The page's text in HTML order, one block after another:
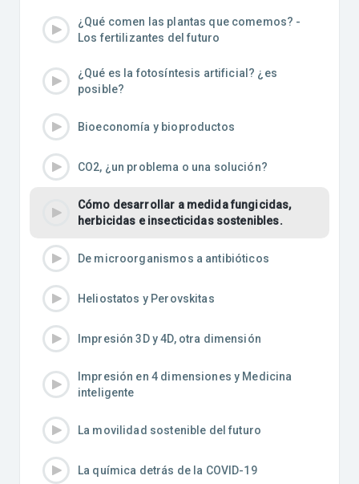
¿Qué comen las plantas que comemos? -
Los fertilizantes del futuro
¿Qué es la fotosíntesis artificial? ¿es
posible?
Bioeconomía y bioproductos
CO2, ¿un problema o una solución?
Cómo desarrollar a medida fungicidas,
herbicidas e insecticidas sostenibles.
De microorganismos a antibióticos
Heliostatos y Perovskitas
Impresión 3D y 4D, otra dimensión
Impresión en 4 dimensiones y Medicina
inteligente
La movilidad sostenible del futuro
La química detrás de la COVID-19